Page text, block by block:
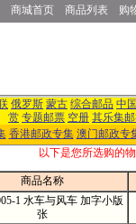
商城首页 商品列表 购
俄罗斯 蒙古 综合邮品 中
赏 专题邮票 空册 其乐集
香港邮政专集 澳门邮政专
以下是您所选购的
商品名称
1 水车与风车 加字小版
张